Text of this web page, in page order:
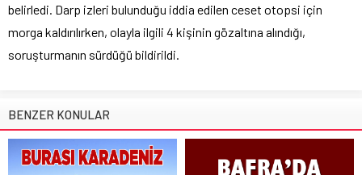
belirledi. Darp izleri bulunduğu iddia edilen ceset otopsi için
morga kaldırılırken, olayla ilgili 4 kişinin gözaltına alındığı,
soruşturmanın sürdüğü bildirildi.
BENZER KONULAR